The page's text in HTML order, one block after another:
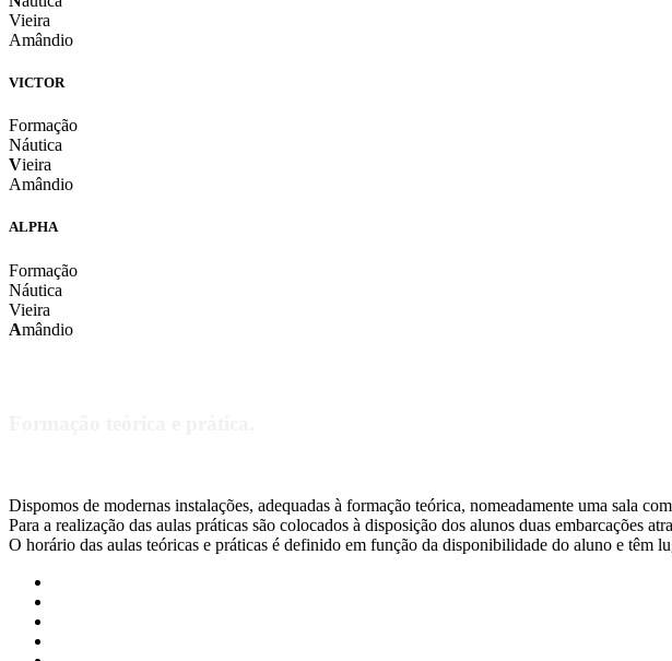
Vieira
Amândio
VICTOR
Formação
Náutica
Vieira
Amândio
ALPHA
Formação
Náutica
Vieira
Amândio
Dispomos de modernas instalações, adequadas à formação teórica, nomeadamente uma sala
Para a realização das aulas práticas são colocados à disposição dos alunos duas embarcações
O horário das aulas teóricas e práticas é definido em função da disponibilidade do aluno e têm